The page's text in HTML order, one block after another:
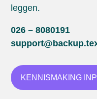
leggen.
026 – 8080191
KENNISMAKING